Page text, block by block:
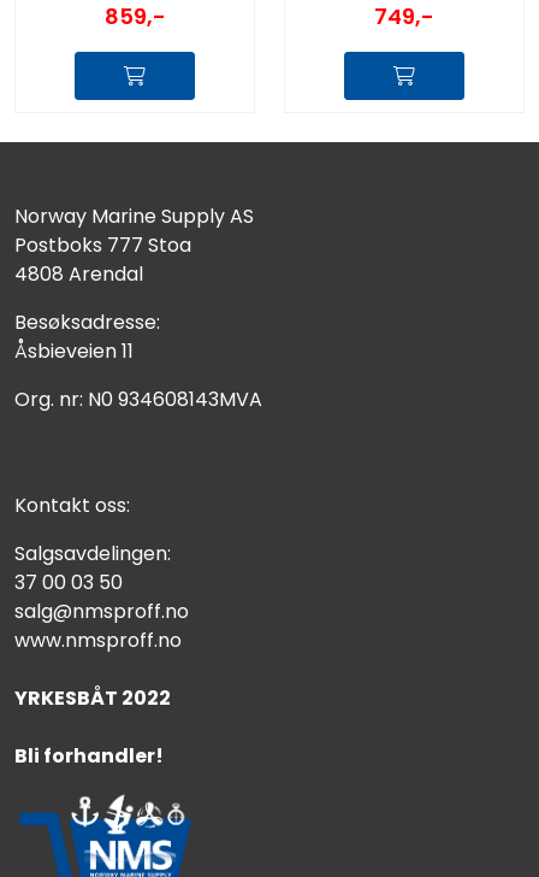
859,- 749,-
Norway Marine Supply AS
Postboks 777 Stoa
4808 Arendal
Besøksadresse:
Åsbieveien 11
Org. nr: N0 934608143MVA
Kontakt oss:
Salgsavdelingen:
37 00 03 50
salg@nmsproff.no
www.nmsproff.no
YRKESBÅT 2022
Bli forhandler!